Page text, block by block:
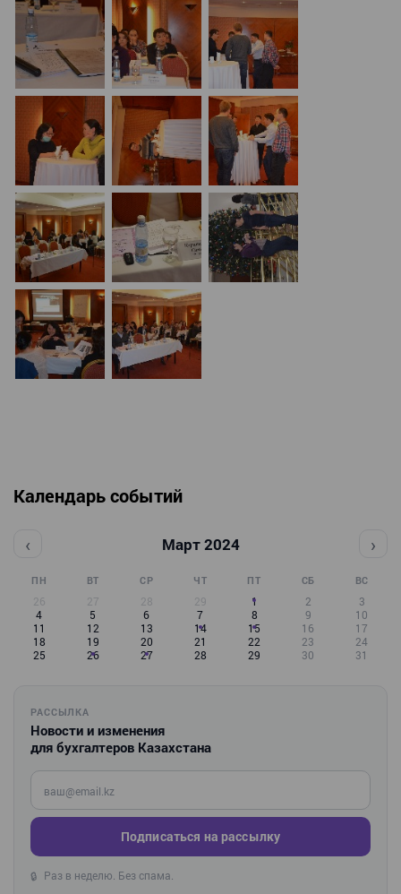
Календарь событий
‹ Март 2024 ›
ПН ВТ СР ЧТ ПТ СБ ВС
26 27 28 29 1 2
3
4
5 6 7 8 9
10
11
12 13 14 15 16
17
18
19 20 21 22 23
24
25
26 27 28 29 30 31
РАССЫЛКА
Новости и изменения
для бухгалтеров Казахстана
Введите ваш e-mail
Подписаться на рассылку
🔒 Раз в неделю. Без спама.